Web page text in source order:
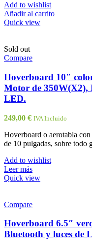
Add to wishlist
Añadir al carrito
Quick view
Sold out
Compare
Hoverboard 10″
Motor de 350W(X2),
LED.
249,00 € IVA Incluido
Hoverboard o aerotabla
de 10 pulgadas, sobre todo
Add to wishlist
Leer más
Quick view
Compare
Hoverboard 6.5″
Bluetooth y luces de